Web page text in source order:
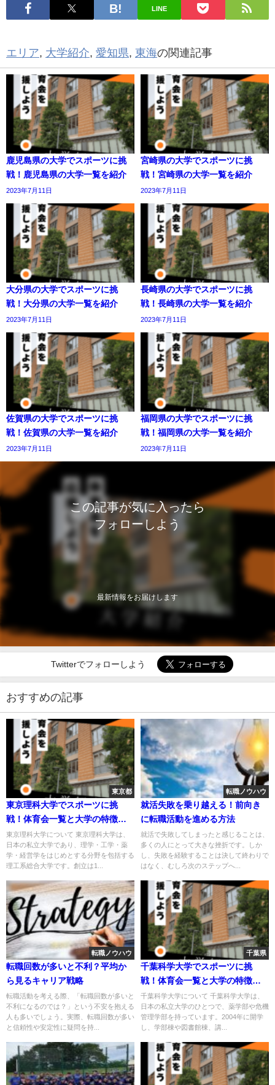
LINE
エリア 大学紹介 愛知県 東海の関連記事
鹿児島県の大学でスポーツに挑
戦！鹿児島県の大学一覧を紹介
2023年7月11日
宮崎県の大学でスポーツに挑
戦！宮崎県の大学一覧を紹介
2023年7月11日
大分県の大学でスポーツに挑
戦！大分県の大学一覧を紹介
2023年7月11日
長崎県の大学でスポーツに挑
戦！長崎県の大学一覧を紹介
2023年7月11日
佐賀県の大学でスポーツに挑
戦！佐賀県の大学一覧を紹介
2023年7月11日
福岡県の大学でスポーツに挑
戦！福岡県の大学一覧を紹介
2023年7月11日
この記事が気に入ったら
フォローしよう
最新情報をお届けします
Twitterでフォローしよう
おすすめの記事
東京都
東京理科大学でスポーツに挑
戦！体育会一覧と大学の特徴を
紹介
東京理科大学について 東京理科大学は、
日本の私立大学であり、理学・工学・薬
学・経営学をはじめとする分野を包括する
理工系総合大学です。創立は1...
転職ノウハウ
就活失敗を乗り越える！前向き
に転職活動を進める方法
就活で失敗してしまったと感じることは、
多くの人にとって大きな挫折です。しか
し、失敗を経験することは決して終わりで
はなく、むしろ次のステップへ...
転職ノウハウ
転職回数が多いと不利？平均か
ら見るキャリア戦略
転職活動を考える際、「転職回数が多いと
不利になるのでは？」という不安を抱える
人も多いでしょう。実際、転職回数が多い
と信頼性や安定性に疑問を持...
千葉県
千葉科学大学でスポーツに挑
戦！体育会一覧と大学の特徴を
紹介
千葉科学大学について 千葉科学大学は、
日本の私立大学のひとつで、薬学部や危機
管理学部を持っています。2004年に開学
し、学部棟や図書館棟、講...